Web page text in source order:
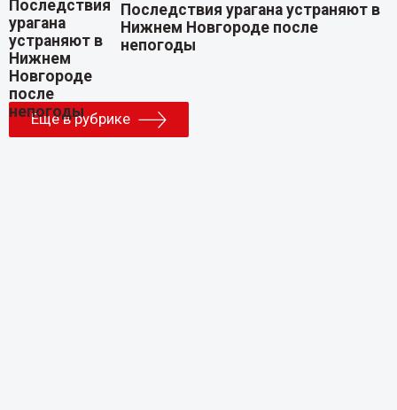
Последствия урагана устраняют в
Нижнем Новгороде после
непогоды
Еще в рубрике